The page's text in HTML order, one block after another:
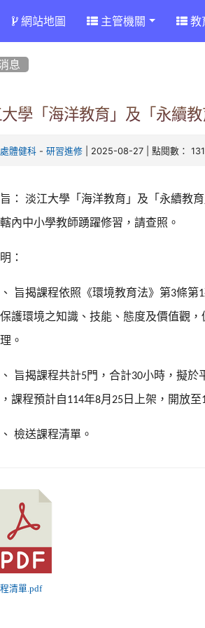
網站地圖 主管機關 教
息
學「海洋教育」及「永續
體健科 -研習進修 | 2025-08-27 | 點閱數： 131
： 淡江大學「海洋教育」及「永續教
內中小學教師踴躍修習，請查照。
：
旨揭課程依照《環境教育法》第3條第1
護環境之知識、技能、態度及價值觀
。
旨揭課程共計5門，合計30小時，擬於
課程預計自114年8月 25 日上架，開放至
檢送課程清單。
清單.pdf